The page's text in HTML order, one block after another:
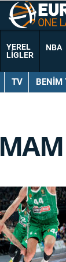
YEREL
LIGLER
NBA
TV BENIM
MAM